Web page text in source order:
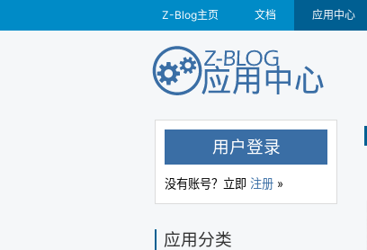
Z-Blog主页 文档 应用中心
用户登录
没有账号？立即 注册 »
应用分类